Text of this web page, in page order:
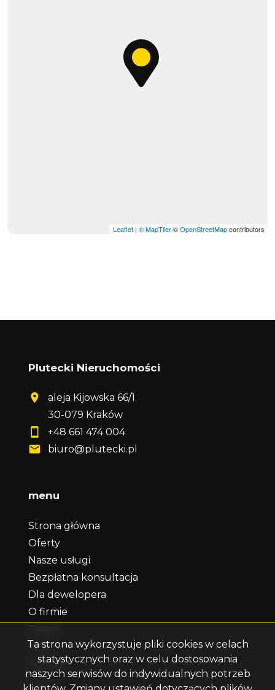
Leaflet | © MapTiler©OpenStreetMapcontributors
Plutecki Nieruchomości
aleja Kijowska 66/1
30-079 Kraków
+48 661 474 004
biuro@plutecki.pl
menu
Strona główna
Oferty
Nasze usługi
Bezpłatna konsultacja
Dla dewelopera
O firmie
Praca
Kontakt
Rodo
Ta strona wykorzystuje pliki cookies w celach
statystycznych oraz w celu dostosowania
naszych serwisów do indywidualnych potrzeb